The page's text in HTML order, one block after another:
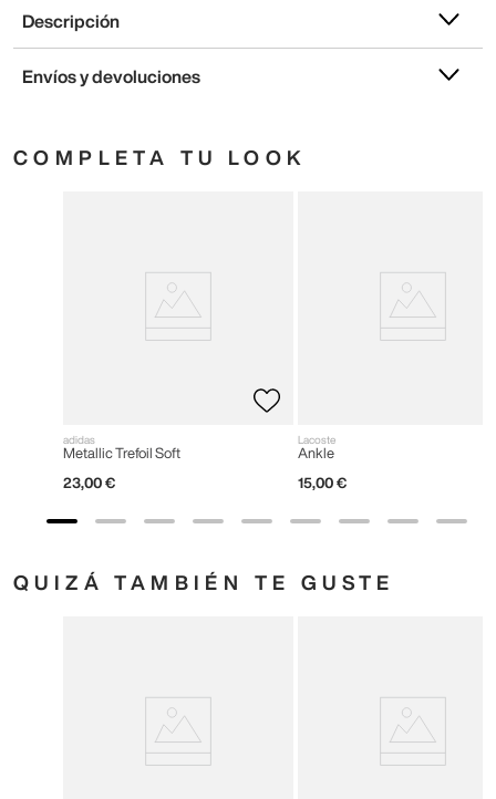
Descripción
Envíos y devoluciones
COMPLETA TU LOOK
adidas
Metallic Trefoil Soft
23,00 €
Lacoste
Ankle
15,00 €
QUIZÁ TAMBIÉN TE GUSTE